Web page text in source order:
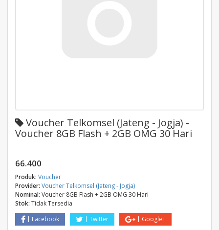
Voucher Telkomsel (Jateng - Jogja) -
Voucher 8GB Flash + 2GB OMG 30 Hari
66.400
Produk: Voucher
Provider: Voucher Telkomsel (Jateng - Jogja)
Nominal: Voucher 8GB Flash + 2GB OMG 30 Hari
Stok: Tidak Tersedia
Facebook
Twitter Google+